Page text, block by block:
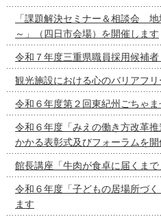
「課題解決セミナー＆相談会
～」（四日市会場）を開催します
令和７年度三重県職員採用候補
観光施設における心のバリアフ
令和６年度第２回東紀州ごちゃ
令和６年度「みえの働き方改革
かかる表彰式及びフォーラムを開
館長講座「牛肉が食卓に届くま
令和６年度「子どもの居場所づ
ます